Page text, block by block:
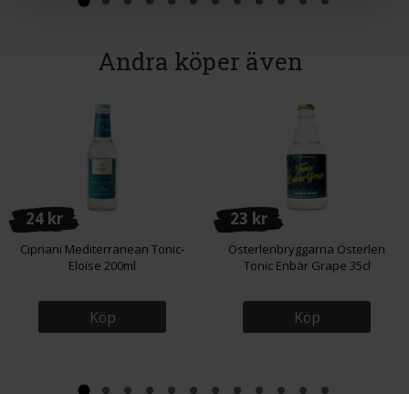
Andra köper även
24 kr
Cipriani Mediterranean Tonic-
Eloise 200ml
Köp
23 kr
Österlenbryggarna Österlen
Tonic Enbär Grape 35cl
Köp